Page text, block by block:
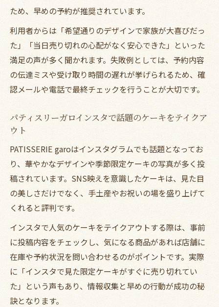
ため、早めの予約が推奨されています。
利用者からは「希望通りのデザインで家族が大喜びだっ
た」「当日売り切れの心配がなく安心できた」といった
満足の声が多く聞かれます。失敗例としては、予約内容
の伝達ミスや受け取り時間の遅れが挙げられるため、確
認メールや電話で最終チェックを行うことが大切です。
パティスリーガロインスタで話題のケーキをテイクア
ウト
PATISSERIE garoはインスタグラムでも話題となってお
り、華やかなデザインや季節限定ケーキの写真が多く投
稿されています。SNS映えを意識したケーキは、見た目
の美しさだけでなく、手土産やお祝いの場を盛り上げて
くれると評判です。
インスタで人気のケーキをテイクアウトする際は、事前
に投稿内容をチェックし、気になる商品があれば店舗に
在庫や予約状況を問い合わせるのがポイントです。実際
に「インスタで見た限定ケーキがすぐに売り切れてい
た」という声もあり、情報収集と早めの行動が成功の秘
訣となります。